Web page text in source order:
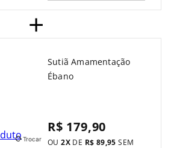
+
Trocar
Sutiã Amamentação
Ébano
R$ 179,90
OU 2X DE R$ 89,95 SEM